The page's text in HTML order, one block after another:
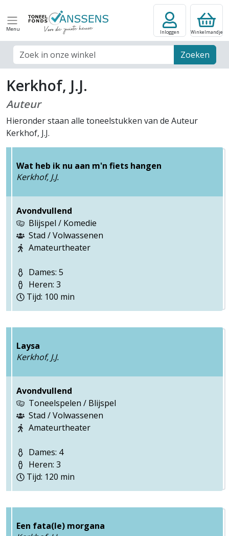
Menu
Zoek veld Zoeken
Inloggen Winkelmandje
Kerkhof, J.J.
Auteur
Hieronder staan alle toneelstukken van de Auteur
Kerkhof, J.J.
Wat heb ik nu aan m'n fiets hangen
Kerkhof, J.J.
Avondvullend
Blijspel / Komedie
Stad / Volwassenen
Amateurtheater
Dames: 5
Heren: 3
Tijd: 100 min
Laysa
Kerkhof, J.J.
Avondvullend
Toneelspelen / Blijspel
Stad / Volwassenen
Amateurtheater
Dames: 4
Heren: 3
Tijd: 120 min
Een fata(le) morgana